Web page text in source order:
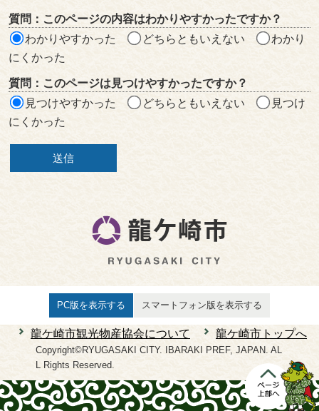
ア
質問：このページの内容はわかりやすかったですか？
わかりやすかった
どちらともいえない
わかり
にくかった
質問：このページは見つけやすかったですか？
見つけやすかった
どちらともいえない
見つけ
にくかった
PC版を表示する スマートフォン版を表示する
龍ケ崎市観光物産協会について 龍ケ崎市トップへ
Copyright©RYUGASAKI CITY. IBARAKI PREF, JAPAN. AL
L Rights Reserved.